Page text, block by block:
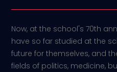
Now, at the school's 70th
have so far studied at the
future for themselves, and
fields of politics, medicine,